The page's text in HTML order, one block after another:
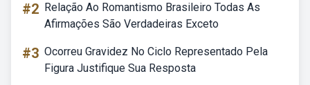
#2 Relação Ao Romantismo Brasileiro Todas As
Afirmações São Verdadeiras Exceto
#3 Ocorreu Gravidez No Ciclo Representado Pela
Figura Justifique Sua Resposta